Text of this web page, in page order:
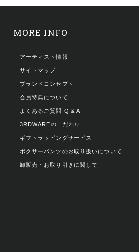
MORE INFO
アーティスト情報
サイトマップ
ブランドコンセプト
会員特典について
よくあるご質問 Q & A
3RDWAREのこだわり
ギフトラッピングサービス
ボクサーパンツのお取り扱いについて
卸販売・お取り引きに関して